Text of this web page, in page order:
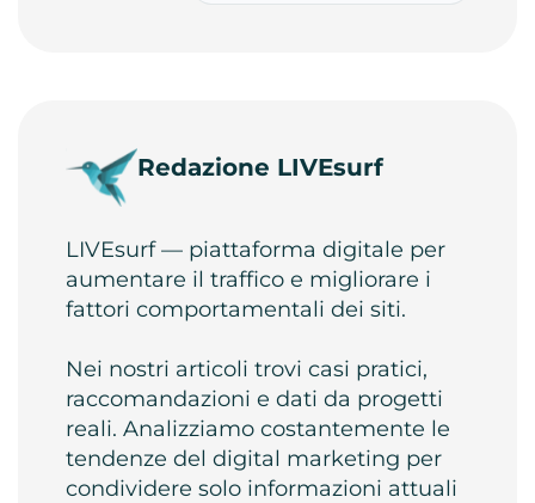
Redazione LIVEsurf
LIVEsurf — piattaforma digitale per
aumentare il traffico e migliorare i
fattori comportamentali dei siti.
Nei nostri articoli trovi casi pratici,
raccomandazioni e dati da progetti
reali. Analizziamo costantemente le
tendenze del digital marketing per
condividere solo informazioni attuali